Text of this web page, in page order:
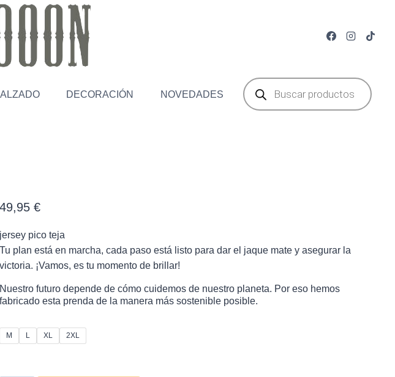
DECORACIÓN NOVEDADES
Búsqueda
de
productos
49,95 €
jersey pico teja
Tu plan está en marcha, cada paso está listo para dar el jaque mate y asegurar la
victoria. ¡Vamos, es tu momento de brillar!
Nuestro futuro depende de cómo cuidemos de nuestro planeta. Por eso hemos
fabricado esta prenda de la manera más sostenible posible.
M L XL 2XL